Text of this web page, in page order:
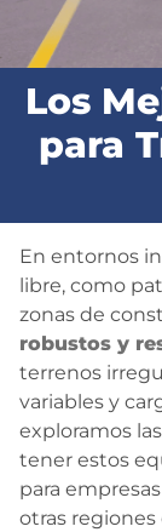
Los
para
En entornos
libre, como
zonas de
robustos y
terrenos
variables y
exploramos
tener estos
para
otras